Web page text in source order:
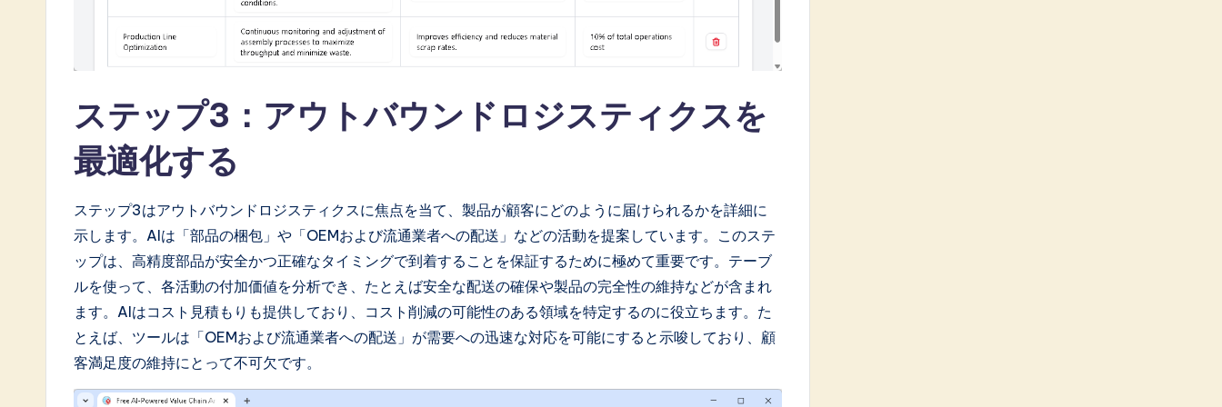
ステップ3：アウトバウンドロジスティクスを
最適化する
ステップ3はアウトバウンドロジスティクスに焦点を当て、製品が顧客にどのように届けられるかを詳細に
示します。AIは「部品の梱包」や「OEMおよび流通業者への配送」などの活動を提案しています。このステ
ップは、高精度部品が安全かつ正確なタイミングで到着することを保証するために極めて重要です。テーブ
ルを使って、各活動の付加価値を分析でき、たとえば安全な配送の確保や製品の完全性の維持などが含まれ
ます。AIはコスト見積もりも提供しており、コスト削減の可能性のある領域を特定するのに役立ちます。た
とえば、ツールは「OEMおよび流通業者への配送」が需要への迅速な対応を可能にすると示唆しており、顧
客満足度の維持にとって不可欠です。